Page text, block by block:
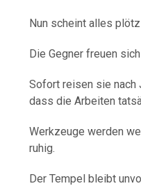
Nun scheint alles
Die Gegner freuen
Sofort reisen sie nach
dass die Arbeiten
Werkzeuge werden
ruhig.
Der Tempel bleibt